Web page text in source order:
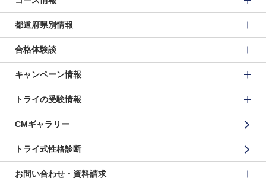
都道府県別情報
合格体験談
キャンペーン情報
トライの受験情報
CMギャラリー
トライ式性格診断
お問い合わせ・資料請求